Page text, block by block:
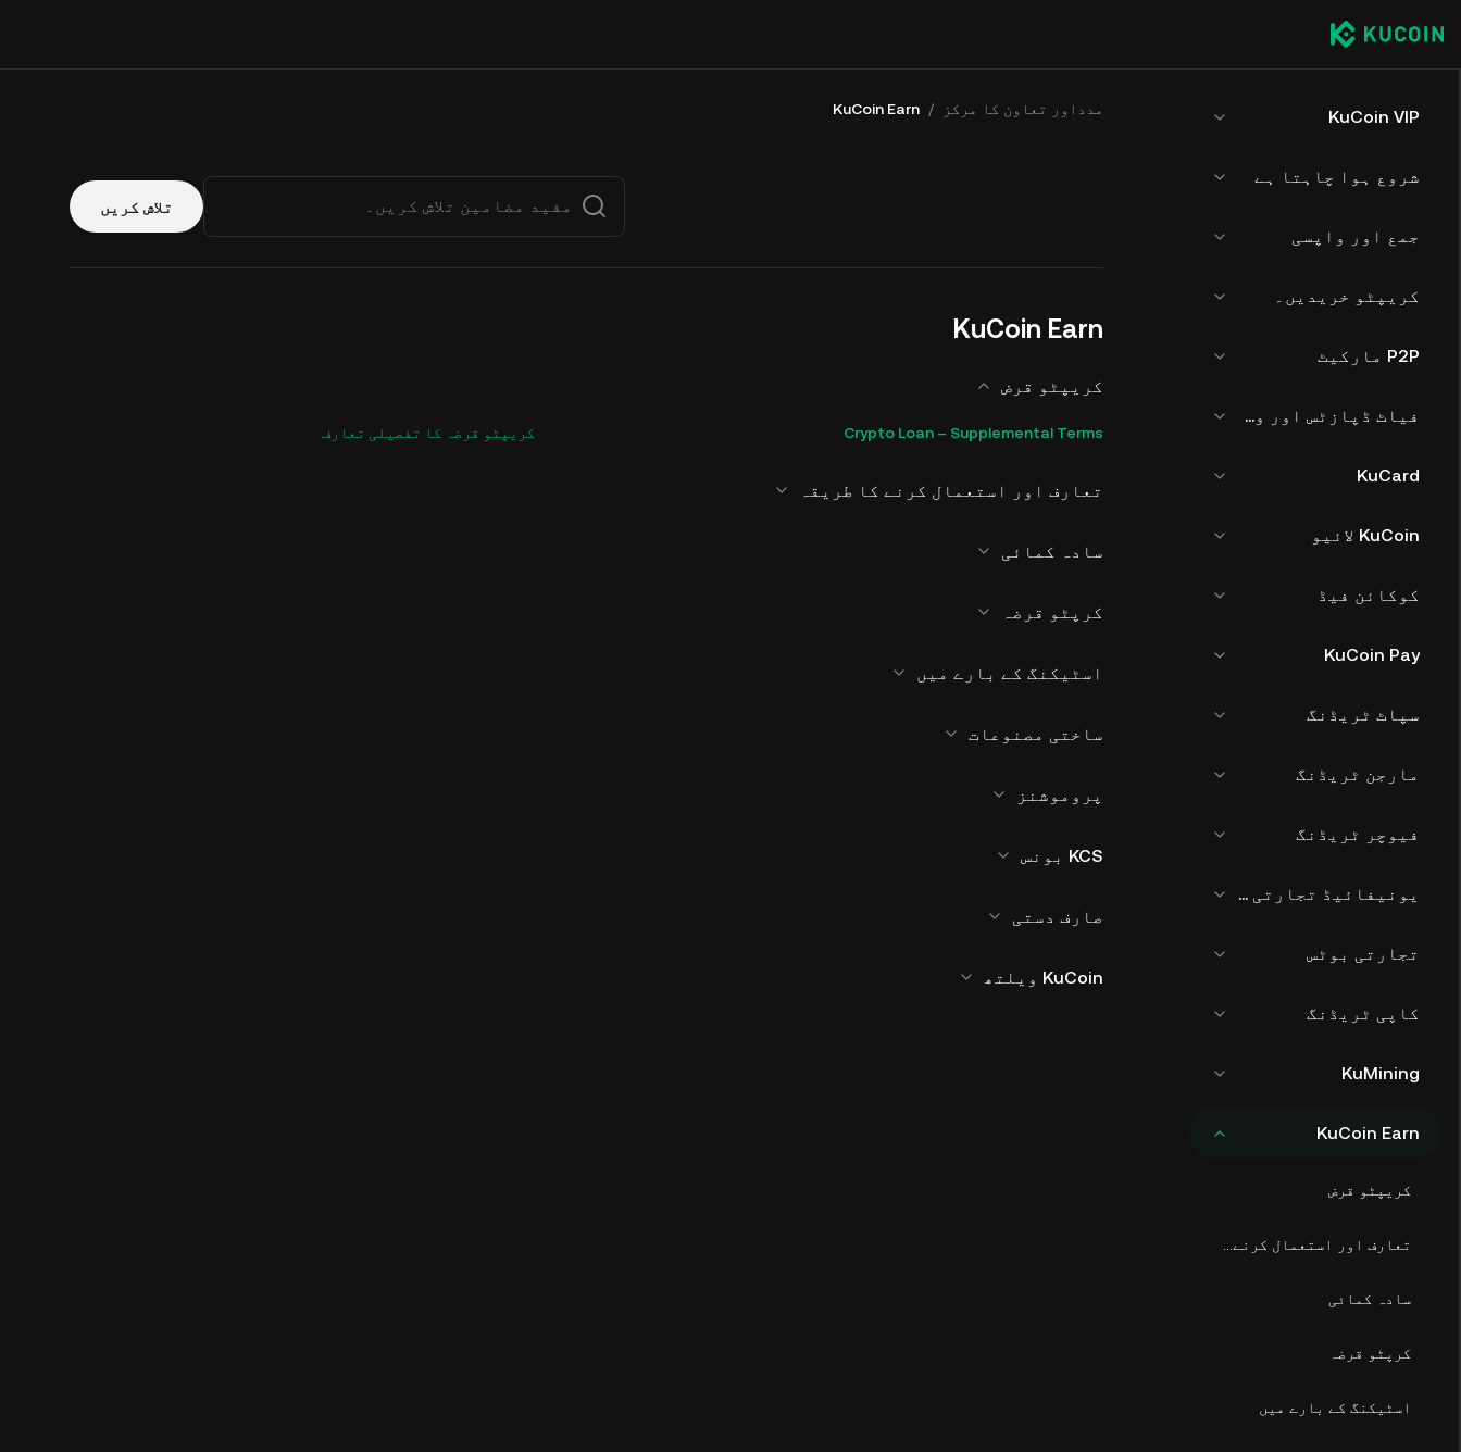
KuCoin VIP
شروع ہوا چاہتا ہے
جمع اور واپسی
کریپٹو خریدیں۔
P2P مارکیٹ
فیاٹ ڈپازٹس اور وتھڈرالز
KuCard
KuCoin لائیو
کوکائن فیڈ
KuCoin Pay
سپاٹ ٹریڈنگ
مارجن ٹریڈنگ
فیوچر ٹریڈنگ
یونیفائیڈ تجارتی اکاؤنٹ
تجارتی بوٹس
کاپی ٹریڈنگ
KuMining
KuCoin Earn
کریپٹو قرض
سادہ کمائی
کرپٹو قرضہ
اسٹیکنگ کے بارے میں
مدداور تعاون کا مرکز /
KuCoin Earn
تلاش کریں
KuCoin Earn
کریپٹو قرض
Crypto Loan – Supplemental Terms کریپٹو قرضہ کا تفصیلی تعارف
تعارف اور استعمال کرنے کا طریقہ
سادہ کمائی
کرپٹو قرضہ
اسٹیکنگ کے بارے میں
ساختی مصنوعات
پروموشنز
KCS بونس
صارف دستی
KuCoin ویلتھ